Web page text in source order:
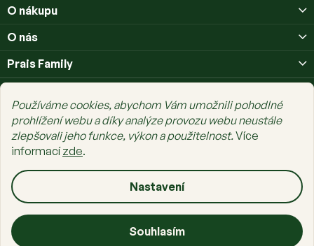
Používáme cookies, abychom Vám umožnili pohodlné
prohlížení webu a díky analýze provozu webu neustále
zlepšovali jeho funkce, výkon a použitelnost.Více
informacízde.
Nastavení
Souhlasím
O nákupu
O nás
Prais Family
Vytvořil Shoptet Premium
Copyright 2026tukap.cz. Všechna práva vyhrazena.Upravit nastavení